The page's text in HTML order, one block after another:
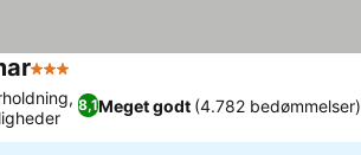
3 Stjerner
8,1Meget godt (4.782 bedømmelser)